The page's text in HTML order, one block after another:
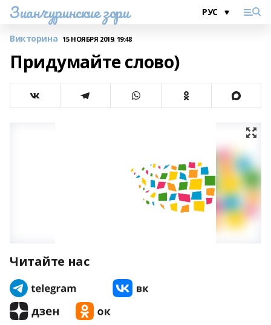
Зианчуринские зори
Викторина 15 НОЯБРЯ 2019, 19:48
Придумайте слово)
Читайте нас